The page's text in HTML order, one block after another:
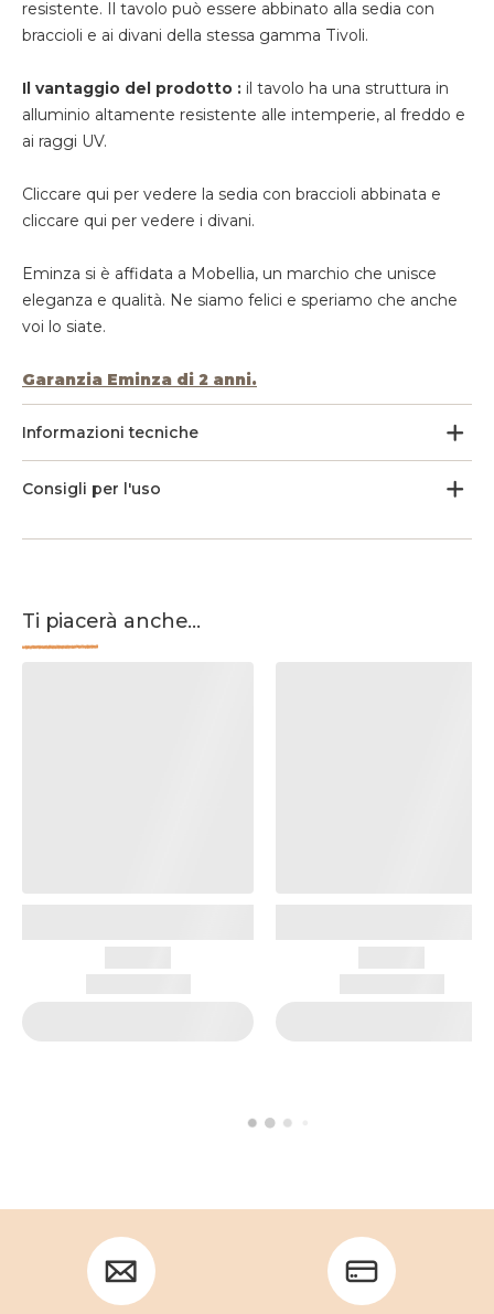
resistente. Il tavolo può essere abbinato alla sedia con
braccioli e ai divani della stessa gamma Tivoli.
Il vantaggio del prodotto : il tavolo ha una struttura in
alluminio altamente resistente alle intemperie, al freddo e
ai raggi UV.
Cliccare qui per vedere la sedia con braccioli abbinata e
cliccare qui per vedere i divani.
Eminza si è affidata a Mobellia, un marchio che unisce
eleganza e qualità. Ne siamo felici e speriamo che anche
voi lo siate.
Garanzia Eminza di 2 anni.
Informazioni tecniche
Consigli per l'uso
Ti piacerà anche...